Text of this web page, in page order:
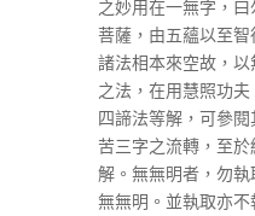
之妙用在一無字，
菩薩，由五蘊以至智
諸法相本來空故，
之法，在用慧照功
四諦法等解，可參
苦三字之流轉，至
解。無無明者，勿
無無明。並執取亦